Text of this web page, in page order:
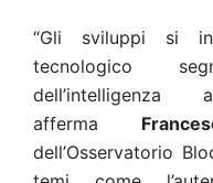
“Gli sviluppi si
tecnologico
afferma
dell’Osservatorio